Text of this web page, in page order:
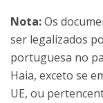
Nota:Os
ser legalizados
portuguesa no
Haia, exceto se
UE, ou